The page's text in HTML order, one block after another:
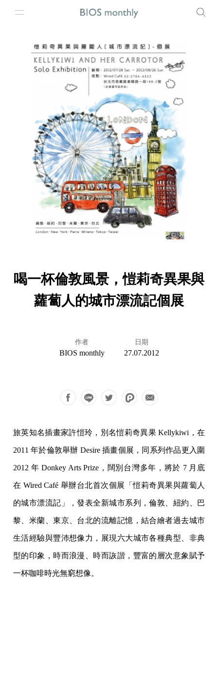
喝一杯倫敦風景，愷莉奇異果與
蘿蔔人的城市漂流記個展
作者
BIOS monthly
日期
27.07.2012
旅英知名插畫家許愷玲，別名愷莉奇異果 Kellykiwi，在
2011 年於倫敦舉辦 Desire 插畫個展，同系列作品更入圍
2012 年 Donkey Arts Prize，闊別台灣多年，將於 7 月底
在 Wired Café 舉辦台北首次個展「愷莉奇異果與蘿蔔人
的城市漂流記」，發表全新城市系列，倫敦、紐約、巴
黎、米蘭、東京、台北的流離記憶，結合繪者過去城市
生活經驗與豐沛想像力，展現六大城市各種典型、非典
型的印象，時而浪漫、時而詼諧，豐富的層次意象賦予
一杯咖啡時光無窮想像。